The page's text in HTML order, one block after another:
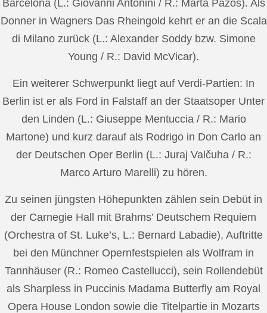
Barcelona (L.: Giovanni Antonini / R.: Marta Pazos). Als
Donner in Wagners Das Rheingold kehrt er an die Scala
di Milano zurück (L.: Alexander Soddy bzw. Simone
Young / R.: David McVicar).
Ein weiterer Schwerpunkt liegt auf Verdi-Partien: In
Berlin ist er als Ford in Falstaff an der Staatsoper Unter
den Linden (L.: Giuseppe Mentuccia / R.: Mario
Martone) und kurz darauf als Rodrigo in Don Carlo an
der Deutschen Oper Berlin (L.: Juraj Valčuha / R.:
Marco Arturo Marelli) zu hören.
Zu seinen jüngsten Höhepunkten zählen sein Debüt in
der Carnegie Hall mit Brahms’ Deutschem Requiem
(Orchestra of St. Luke’s, L.: Bernard Labadie), Auftritte
bei den Münchner Opernfestspielen als Wolfram in
Tannhäuser (R.: Romeo Castellucci), sein Rollendebüt
als Sharpless in Puccinis Madama Butterfly am Royal
Opera House London sowie die Titelpartie in Mozarts